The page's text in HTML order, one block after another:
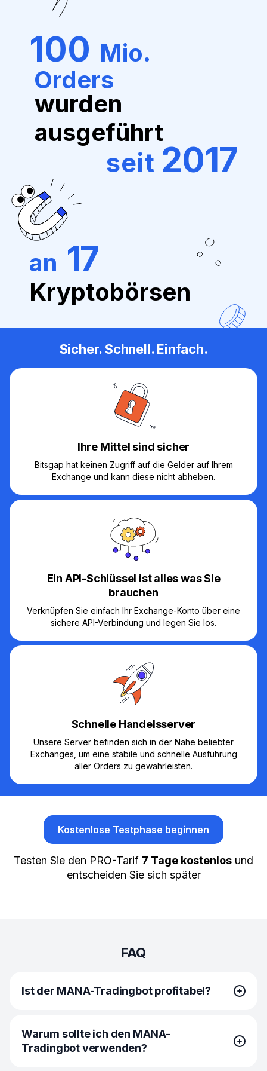
100 Mio.
Orders
wurden
ausgeführt
seit 2017
an 17
Kryptobörsen
Sicher. Schnell. Einfach.
Ihre Mittel sind sicher
Bitsgap hat keinen Zugriff auf die Gelder auf Ihrem
Exchange und kann diese nicht abheben.
Ein API-Schlüssel ist alles was Sie
brauchen
Verknüpfen Sie einfach Ihr Exchange-Konto über eine
sichere API-Verbindung und legen Sie los.
Schnelle Handelsserver
Unsere Server befinden sich in der Nähe beliebter
Exchanges, um eine stabile und schnelle Ausführung
aller Orders zu gewährleisten.
Kostenlose Testphase beginnen
Testen Sie den PRO-Tarif 7 Tage kostenlos und
entscheiden Sie sich später
FAQ
Ist der MANA-Tradingbot profitabel?
Die MANA-Tradingbots sind per se profitabel. Sie kaufen
niedrig, verkaufen hoch und steigen zu den günstigsten
Marktbedingungen ein und aus. Sie haben jedoch
Warum sollte ich den MANA-
Tradingbot verwenden?